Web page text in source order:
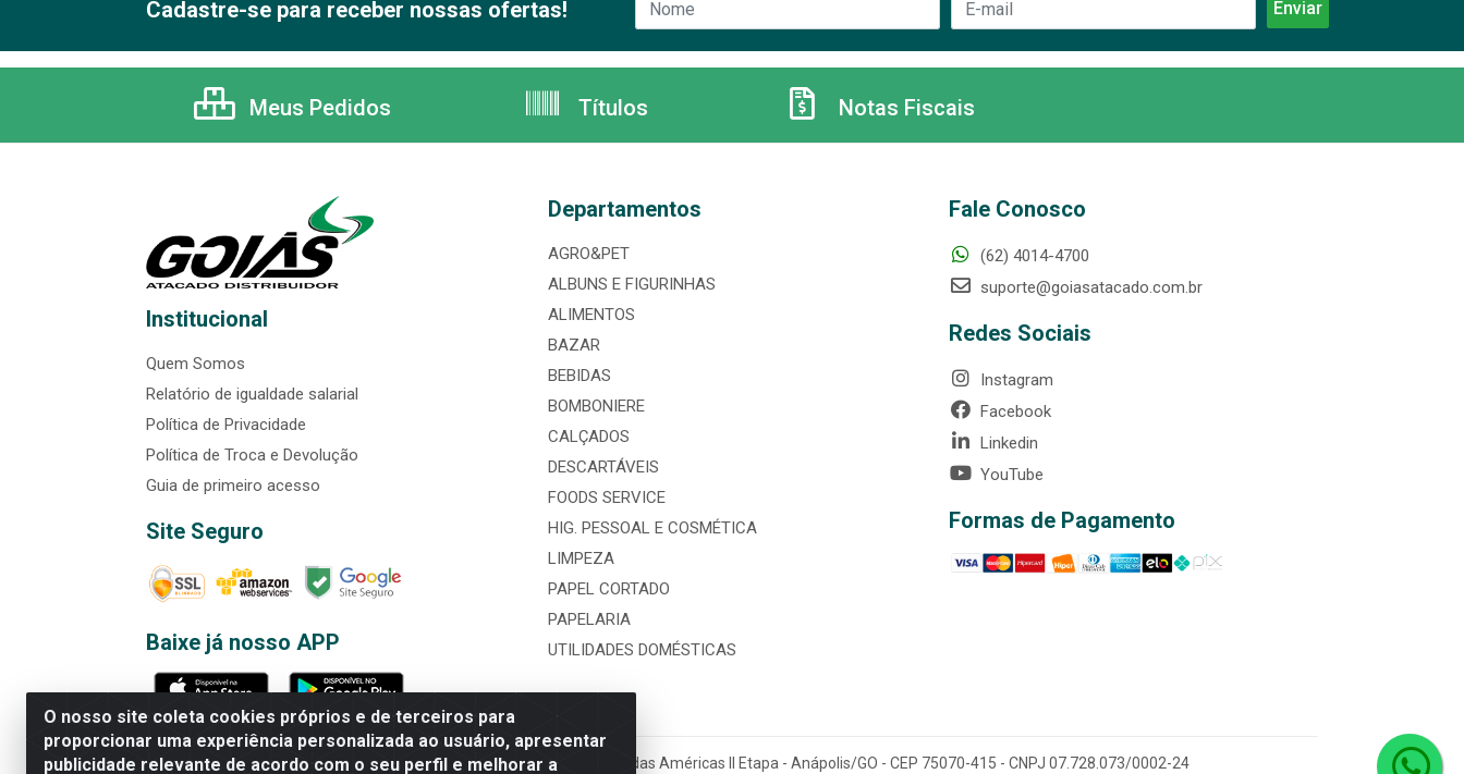
O nosso site coleta cookies próprios e de terceiros para
proporcionar uma experiência personalizada ao usuário, apresentar
publicidade relevante de acordo com o seu perfil e melhorar a
Cadastre-se para receber nossas ofertas!
Meus Pedidos Títulos Notas Fiscais
Institucional
Quem Somos
Relatório de igualdade salarial
Política de Privacidade
Política de Troca e Devolução
Guia de primeiro acesso
Site Seguro
Baixe já nosso APP
Departamentos
AGRO&PET
ALBUNS E FIGURINHAS
ALIMENTOS
BAZAR
BEBIDAS
BOMBONIERE
CALÇADOS
DESCARTÁVEIS
FOODS SERVICE
HIG. PESSOAL E COSMÉTICA
LIMPEZA
PAPEL CORTADO
PAPELARIA
UTILIDADES DOMÉSTICAS
Fale Conosco
(62) 4014-4700
suporte@goiasatacado.com.br
Redes Sociais
Instagram
Facebook
Linkedin
YouTube
Formas de Pagamento
Rede Brasil - Avenida Universitária, nº 3860, Jardim das Américas II Etapa - Anápolis/GO - CEP 75070-415 - CNPJ 07.728.073/0002-24